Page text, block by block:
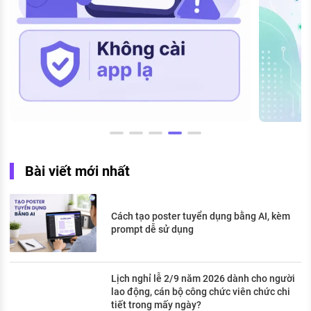
Bài viết mới nhất
Cách tạo poster tuyển dụng bằng AI, kèm
prompt dễ sử dụng
Lịch nghỉ lễ 2/9 năm 2026 dành cho người
lao động, cán bộ công chức viên chức chi
tiết trong mấy ngày?